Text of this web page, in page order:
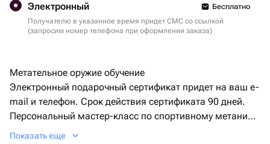
Электронный
Бесплатно
Получателю в указанное время придет СМС со ссылкой
(запросим номер телефона при оформлении заказа)
Метательное оружие обучение
Электронный подарочный сертификат придет на ваш e-
mail и телефон. Срок действия сертификата 90 дней.
Персональный мастер-класс по спортивному метанию
ножей, топоров, лопат и других
Показать еще